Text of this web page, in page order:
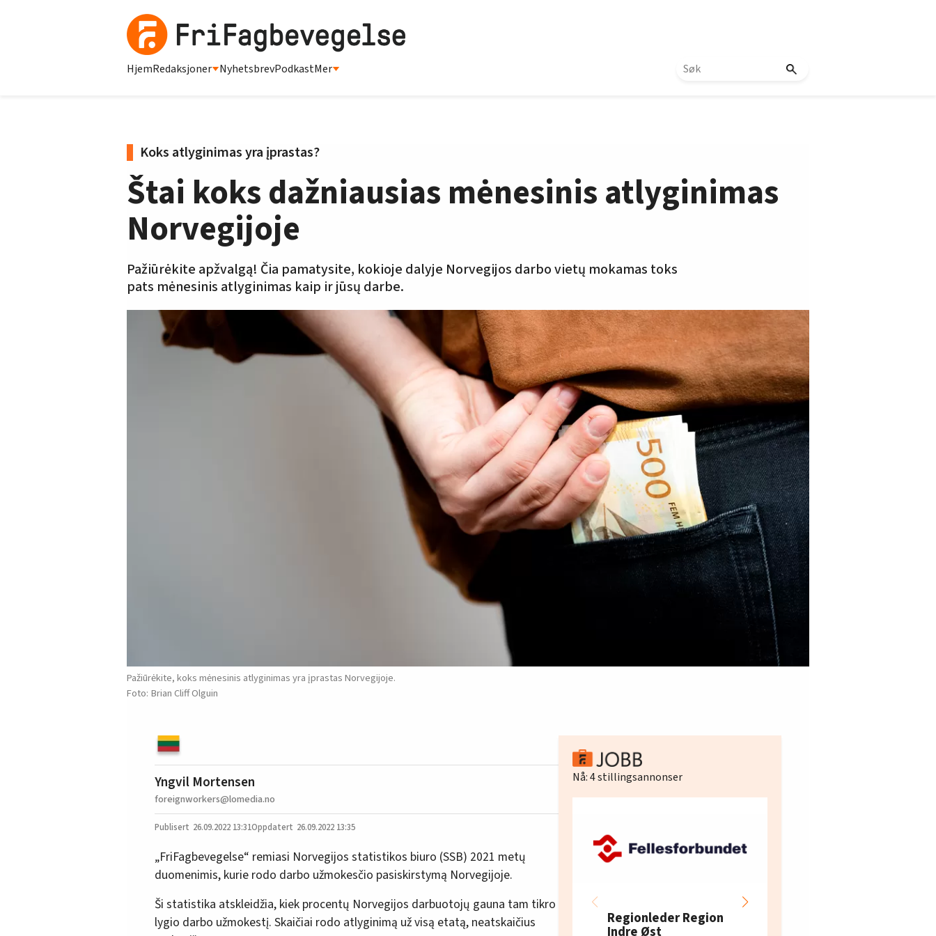
HjemRedaksjoner NyhetsbrevPodkastMer
Koks atlyginimas yra įprastas?
Štai koks dažniausias mėnesinis atlyginimas
Norvegijoje
Pažiūrėkite apžvalgą! Čia pamatysite, kokioje dalyje Norvegijos darbo vietų mokamas toks
pats mėnesinis atlyginimas kaip ir jūsų darbe.
Pažiūrėkite, koks mėnesinis atlyginimas yra įprastas Norvegijoje.
Brian Cliff Olguin
Yngvil Mortensen
foreignworkers@lomedia.no
26.09.2022 13:31 26.09.2022 13:35
„FriFagbevegelse“ remiasi Norvegijos statistikos biuro (SSB) 2021 metų
duomenimis, kurie rodo darbo užmokesčio pasiskirstymą Norvegijoje.
Ši statistika atskleidžia, kiek procentų Norvegijos darbuotojų gauna tam tikro
lygio darbo užmokestį. Skaičiai rodo atlyginimą už visą etatą, neatskaičius
Nå:4stillingsannonser
Regionleder Region
Indre Øst